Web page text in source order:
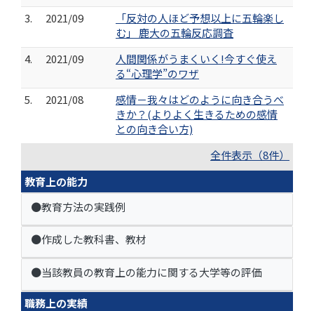
3.
2021/09
「反対の人ほど予想以上に五輪楽し
む」 鹿大の五輪反応調査
4.
2021/09
人間関係がうまくいく!今すぐ使え
る“心理学”のワザ
5.
2021/08
感情－我々はどのように向き合うべ
きか？(よりよく生きるための感情
との向き合い方)
全件表示（8件）
教育上の能力
●教育方法の実践例
●作成した教科書、教材
●当該教員の教育上の能力に関する大学等の評価
職務上の実績